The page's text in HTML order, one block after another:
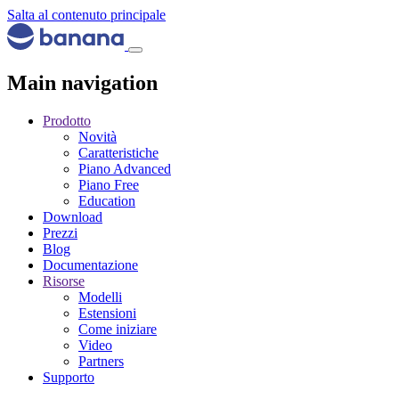
Salta al contenuto principale
Main navigation
Prodotto
Novità
Caratteristiche
Piano Advanced
Piano Free
Education
Download
Prezzi
Blog
Documentazione
Risorse
Modelli
Estensioni
Come iniziare
Video
Partners
Supporto